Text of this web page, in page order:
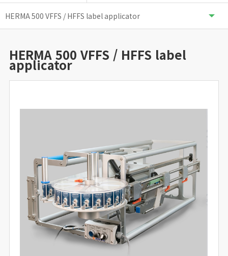
HERMA 500 VFFS / HFFS label
applicator